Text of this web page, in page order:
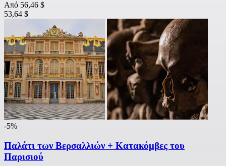
Από 56,46 $
53,64 $
-5%
Παλάτι των Βερσαλλιών + Κατακόμβες του
Παρισιού